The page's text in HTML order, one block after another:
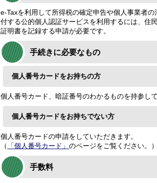
e-Taxを利用して所得税の確定申告や個人事業者
付する公的個人認証サービスを利用するには、住
証明書を記録する申請が必要です。
手続きに必要なもの
個人番号カードをお持ちの方
個人番号カード、暗証番号のわかるものを持参し
個人番号カードをお持ちでない方
個人番号カードの申請をしていただきます。
（
「個人番号カード」 のページをご覧ください。）
手数料